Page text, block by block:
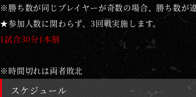
※勝ち数が同じプレイヤーが奇数の場合、勝ち数が
★参加人数に関わらず、3回戦実施します。
1試合30分1本制
※時間切れは両者敗北
スケジュール